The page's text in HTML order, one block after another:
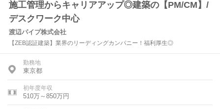
施工管理からキャリアアップ◎建築の【PM/CM】/
デスクワーク中心
渡辺パイプ株式会社
【ZEB認証建築】業界のリーディングカンパニー！福利厚生◎
勤務地
東京都
初年度年収
510万～850万円